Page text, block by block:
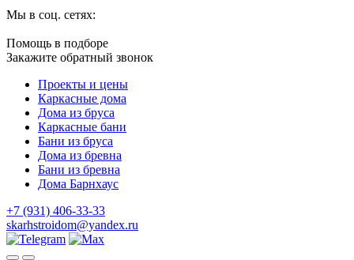
Мы в соц. сетях:
Помощь в подборе
Закажите обратный звонок
Проекты и цены
Каркасные дома
Дома из бруса
Каркасные бани
Бани из бруса
Дома из бревна
Бани из бревна
Дома Барнхаус
+7 (931) 406-33-33
skarhstroidom@yandex.ru